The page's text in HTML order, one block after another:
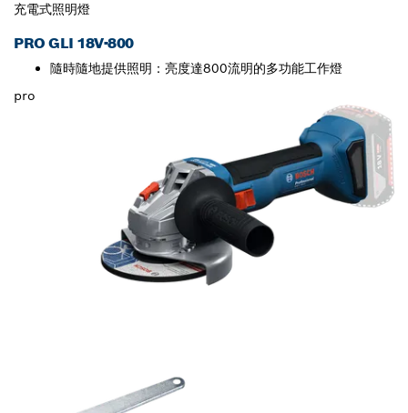
充電式照明燈
PRO GLI 18V-800
隨時隨地提供照明：亮度達800流明的多功能工作燈
pro